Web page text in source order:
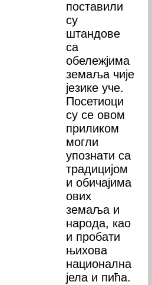
поставили
су
штандове
са
обележјима
земаља чије
језике уче.
Посетиоци
су се овом
приликом
могли
упознати са
традицијом
и обичајима
ових
земаља и
народа, као
и пробати
њихова
национална
јела и пића.